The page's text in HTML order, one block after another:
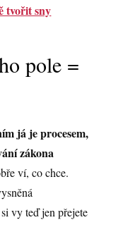
tvořit sny
pole =
já je procesem,
zákona
ví, co chce.
vy teď jen přejete